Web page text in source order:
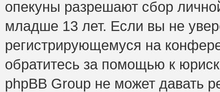
опекуны разрешают сбор
младше 13 лет. Если вы не
регистрирующемуся на
обратитесь за помощью к
phpBB Group не может давать